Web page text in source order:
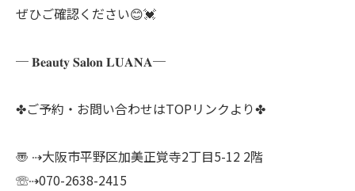
ぜひご確認ください😊💓
─ 𝐁𝐞𝐚𝐮𝐭𝐲 𝐒𝐚𝐥𝐨𝐧 𝐋𝐔𝐀𝐍𝐀─
✤ご予約・お問い合わせはTOPリンクより✤
〠 ⇢大阪市平野区加美正覚寺2丁目5-12 2階
☏⇢070-2638-2415